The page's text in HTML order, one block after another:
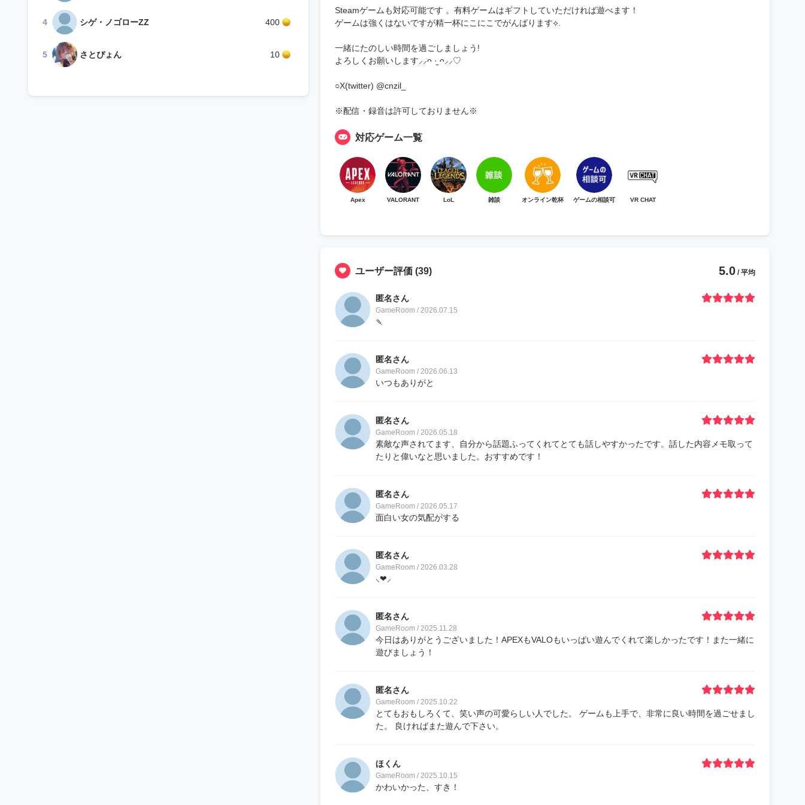
4 シゲ・ノゴローZZ 400
5 さとぴょん 10
Steamゲームも対応可能です 。有料ゲームはギフトしていただければ遊べます！
ゲームは強くはないですが精一杯にこにこでがんばります⟡.
一緒にたのしい時間を過ごしましょう!
よろしくお願いします⸝⸝ᴖ ·̫ ᴖ⸝⸝♡
○X(twitter) @cnzil_
※配信・録音は許可しておりません※
対応ゲーム一覧
Apex VALORANT LoL 雑談 オンライン乾杯 ゲームの相談可 VR CHAT
ユーザー評価 (39) 5.0 / 平均
匿名さん
GameRoom / 2026.07.15
🍡
匿名さん
GameRoom / 2026.06.13
いつもありがと
匿名さん
GameRoom / 2026.05.18
素敵な声されてます、自分から話題ふってくれてとても話しやすかったです。話した内容メモ取って
たりと偉いなと思いました。おすすめです！
匿名さん
GameRoom / 2026.05.17
面白い女の気配がする
匿名さん
GameRoom / 2026.03.28
⸜❤︎⸝‍
匿名さん
GameRoom / 2025.11.28
今日はありがとうございました！APEXもVALOもいっぱい遊んでくれて楽しかったです！また一緒に
遊びましょう！
匿名さん
GameRoom / 2025.10.22
とてもおもしろくて、笑い声の可愛らしい人でした。 ゲームも上手で、非常に良い時間を過ごせまし
た。 良ければまた遊んで下さい。
ほくん
GameRoom / 2025.10.15
かわいかった、すき！